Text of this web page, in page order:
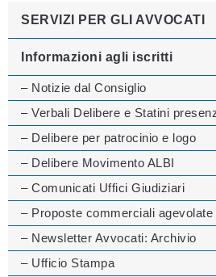
SERVIZI PER GLI AVVOCATI
Informazioni agli iscritti
– Notizie dal Consiglio
– Verbali Delibere e Statini
– Delibere per patrocinio e logo
– Delibere Movimento ALBI
– Comunicati Uffici Giudiziari
– Proposte commerciali agevolate
– Newsletter Avvocati: Archivio
– Ufficio Stampa